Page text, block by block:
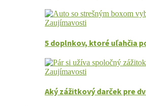
Zaujímavosti
5 doplnkov, ktoré uľahčia
Zaujímavosti
Aký zážitkový darček pre